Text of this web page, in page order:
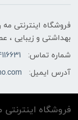
فروشگاه اینترنتی مه‌
بهداشتی و زیبایی ،
شماره تماس:
آدرس ایمیل:
فروشگاه